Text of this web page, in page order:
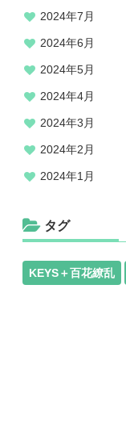
2024年7月
2024年6月
2024年5月
2024年4月
2024年3月
2024年2月
2024年1月
タグ
KEYS＋百花繚乱